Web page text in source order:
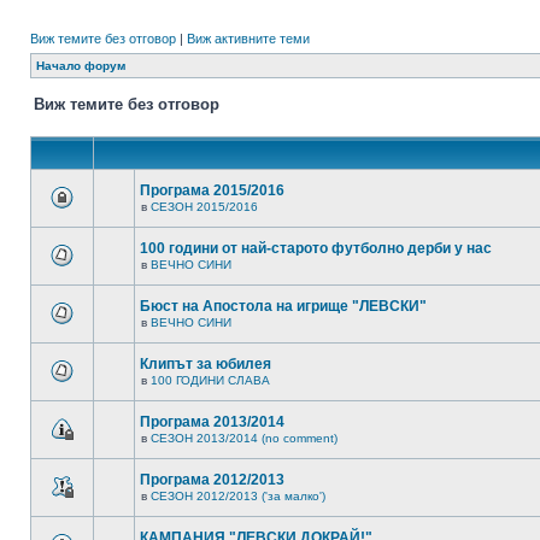
Виж темите без отговор | Виж активните теми
Начало форум
Виж темите без отговор
Програма 2015/2016
в СЕЗОН 2015/2016
100 години от най-старото футболно дерби у нас
в ВЕЧНО СИНИ
Бюст на Апостола на игрище "ЛЕВСКИ"
в ВЕЧНО СИНИ
Клипът за юбилея
в 100 ГОДИНИ СЛАВА
Програма 2013/2014
в СЕЗОН 2013/2014 (no comment)
Програма 2012/2013
в СЕЗОН 2012/2013 ('за малко')